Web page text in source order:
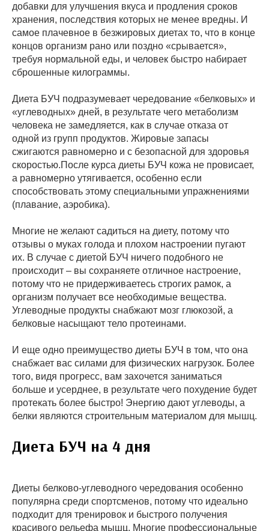
добавки для улучшения вкуса и продления сроков
хранения, последствия которых не менее вредны. И
самое плачевное в безжировых диетах то, что в конце
концов организм рано или поздно «срывается»,
требуя нормальной еды, и человек быстро набирает
сброшенные килограммы.
Диета БУЧ подразумевает чередование «белковых» и
«углеводных» дней, в результате чего метаболизм
человека не замедляется, как в случае отказа от
одной из групп продуктов. Жировые запасы
сжигаются равномерно и с безопасной для здоровья
скоростью.После курса диеты БУЧ кожа не провисает,
а равномерно утягивается, особенно если
способствовать этому специальными упражнениями
(плавание, аэробика).
Многие не желают садиться на диету, потому что
отзывы о муках голода и плохом настроении пугают
их. В случае с диетой БУЧ ничего подобного не
происходит – вы сохраняете отличное настроение,
потому что не придерживаетесь строгих рамок, а
организм получает все необходимые вещества.
Углеводные продукты снабжают мозг глюкозой, а
белковые насыщают тело протеинами.
И еще одно преимущество диеты БУЧ в том, что она
снабжает вас силами для физических нагрузок. Более
того, видя прогресс, вам захочется заниматься
больше и усерднее, в результате чего похудение будет
протекать более быстро! Энергию дают углеводы, а
белки являются строительным материалом для мышц.
Диета БУЧ на 4 дня
Диеты белково-углеводного чередования особенно
популярна среди спортсменов, потому что идеально
подходит для тренировок и быстрого получения
красивого рельефа мышц. Многие профессиональные